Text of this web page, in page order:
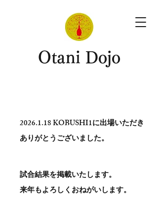
​Otani Dojo
2026.1.18KOBUSHI1に出場いただき
ありがとう​ございました。
試合結果を掲載いたします。
​来年もよろしくおねがいします。